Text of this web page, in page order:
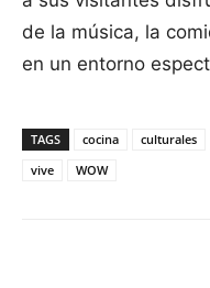
de la música, la
en un entorno
TAGS cocina culturales
vive
WOW